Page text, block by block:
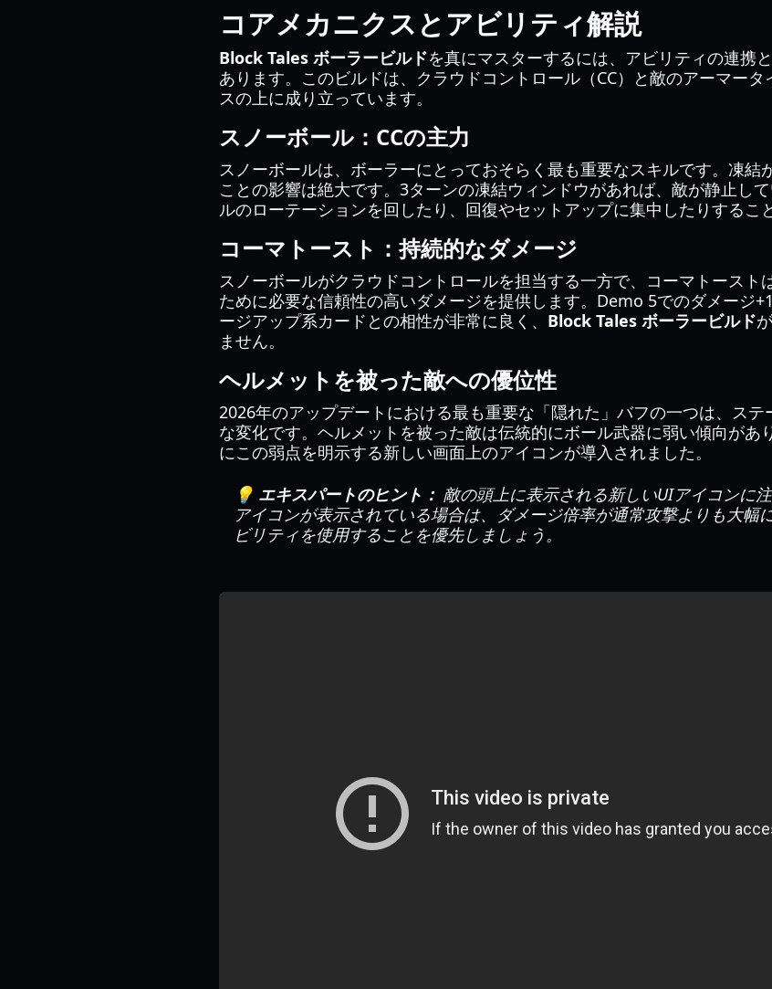
コアメカニクスとアビリティ解説
Block Tales ボーラービルドを真にマスターするには、アビリティの連携
あります。このビルドは、クラウドコントロール（CC）と敵のアーマー
スの上に成り立っています。
スノーボール：CCの主力
スノーボールは、ボーラーにとっておそらく最も重要なスキルです。凍結
ことの影響は絶大です。3ターンの凍結ウィンドウがあれば、敵が静止し
ルのローテーションを回したり、回復やセットアップに集中したりするこ
コーマトースト：持続的なダメージ
スノーボールがクラウドコントロールを担当する一方で、コーマトースト
ために必要な信頼性の高いダメージを提供します。Demo 5でのダメージ
ージアップ系カードとの相性が非常に良く、 Block Tales ボーラービルド
ません。
ヘルメットを被った敵への優位性
2026年のアップデートにおける最も重要な「隠れた」バフの一つは、ス
な変化です。ヘルメットを被った敵は伝統的にボール武器に弱い傾向があ
にこの弱点を明示する新しい画面上のアイコンが導入されました。
💡 エキスパートのヒント： 敵の頭上に表示される新しいUIアイコンに
アイコンが表示されている場合は、ダメージ倍率が通常攻撃よりも大幅
ビリティを使用することを優先しましょう。